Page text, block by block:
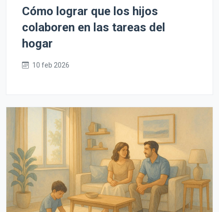
Cómo lograr que los hijos
colaboren en las tareas del
hogar
10 feb 2026